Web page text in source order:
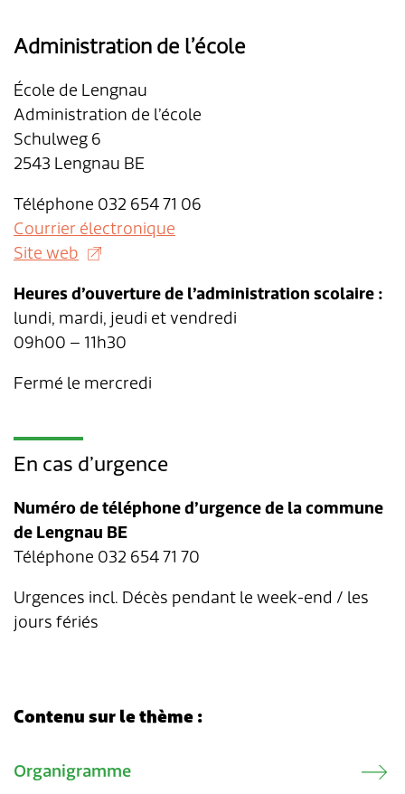
Administration de l’école
École de Lengnau
Administration de l’école
Schulweg 6
2543 Lengnau BE
Téléphone 032 654 71 06
Courrier électronique
Site web
Heures d’ouverture de l’administration scolaire :
lundi, mardi, jeudi et vendredi
09h00 – 11h30
Fermé le mercredi
En cas d’urgence
Numéro de téléphone d’urgence de la commune
de Lengnau BE
Téléphone 032 654 71 70
Urgences incl. Décès pendant le week-end / les
jours fériés
Verwandte Inhalte
Contenu sur le thème :
Organigramme